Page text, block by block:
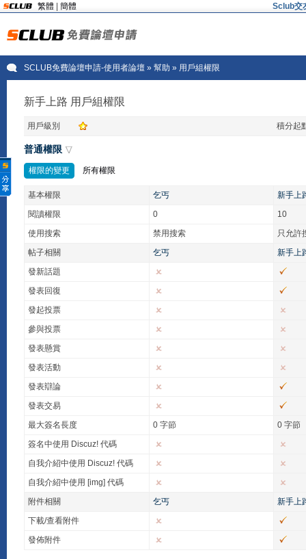
繁體 簡體 Sclub交
SCLUB免費論壇申請-使用者論壇» 幫助 » 用戶組權限
新手上路 用戶組權限
用戶級別 積分起
普通權限
權限的變更 所有權限
基本權限 乞丐
新手上
閱讀權限
0
10
使用搜索
禁用搜索
只允許
帖子相關
乞丐
新手上
發新話題
發表回復
發起投票
參與投票
發表懸賞
發表活動
發表辯論
發表交易
最大簽名長度
0 字節
0 字節
簽名中使用 Discuz! 代碼
自我介紹中使用 Discuz! 代碼
自我介紹中使用 [img] 代碼
附件相關
乞丐
新手上
下載/查看附件
發佈附件